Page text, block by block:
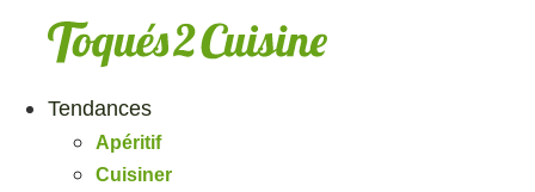
Tendances
Apéritif
Cuisiner